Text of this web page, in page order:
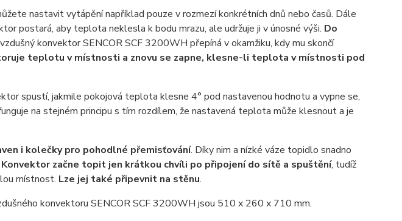
nastavit vytápění například pouze v rozmezí konkrétních dnů nebo časů. Dále
postará, aby teplota neklesla k bodu mrazu, ale udržuje ji v únosné výši. Do
konvektor SENCOR SCF 3200WH přepíná v okamžiku, kdy mu skončí
teplotu v místnosti a znovu se zapne, klesne-li teplota v místnosti pod
spustí, jakmile pokojová teplota klesne 4° pod nastavenou hodnotu a vypne se,
na stejném principu s tím rozdílem, že nastavená teplota může klesnout a je
i kolečky pro pohodlné přemisťování. Díky nim a nízké váze topidlo snadno
Konvektor začne topit jen krátkou chvíli po připojení do sítě a spuštění, tudíž
místnost. Lze jej také připevnit na stěnu.
konvektoru SENCOR SCF 3200WH jsou 510 x 260 x 710 mm.